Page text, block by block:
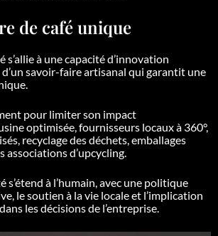
de café unique
s’allie à une capacité d’innovation
d’un savoir-faire artisanal qui garantit une
pour limiter son impact
optimisée, fournisseurs locaux à 360°,
recyclage des déchets, emballages
associations d’upcycling.
à l’humain, avec une politique
le soutien à la vie locale et l’implication
les décisions de l’entreprise.